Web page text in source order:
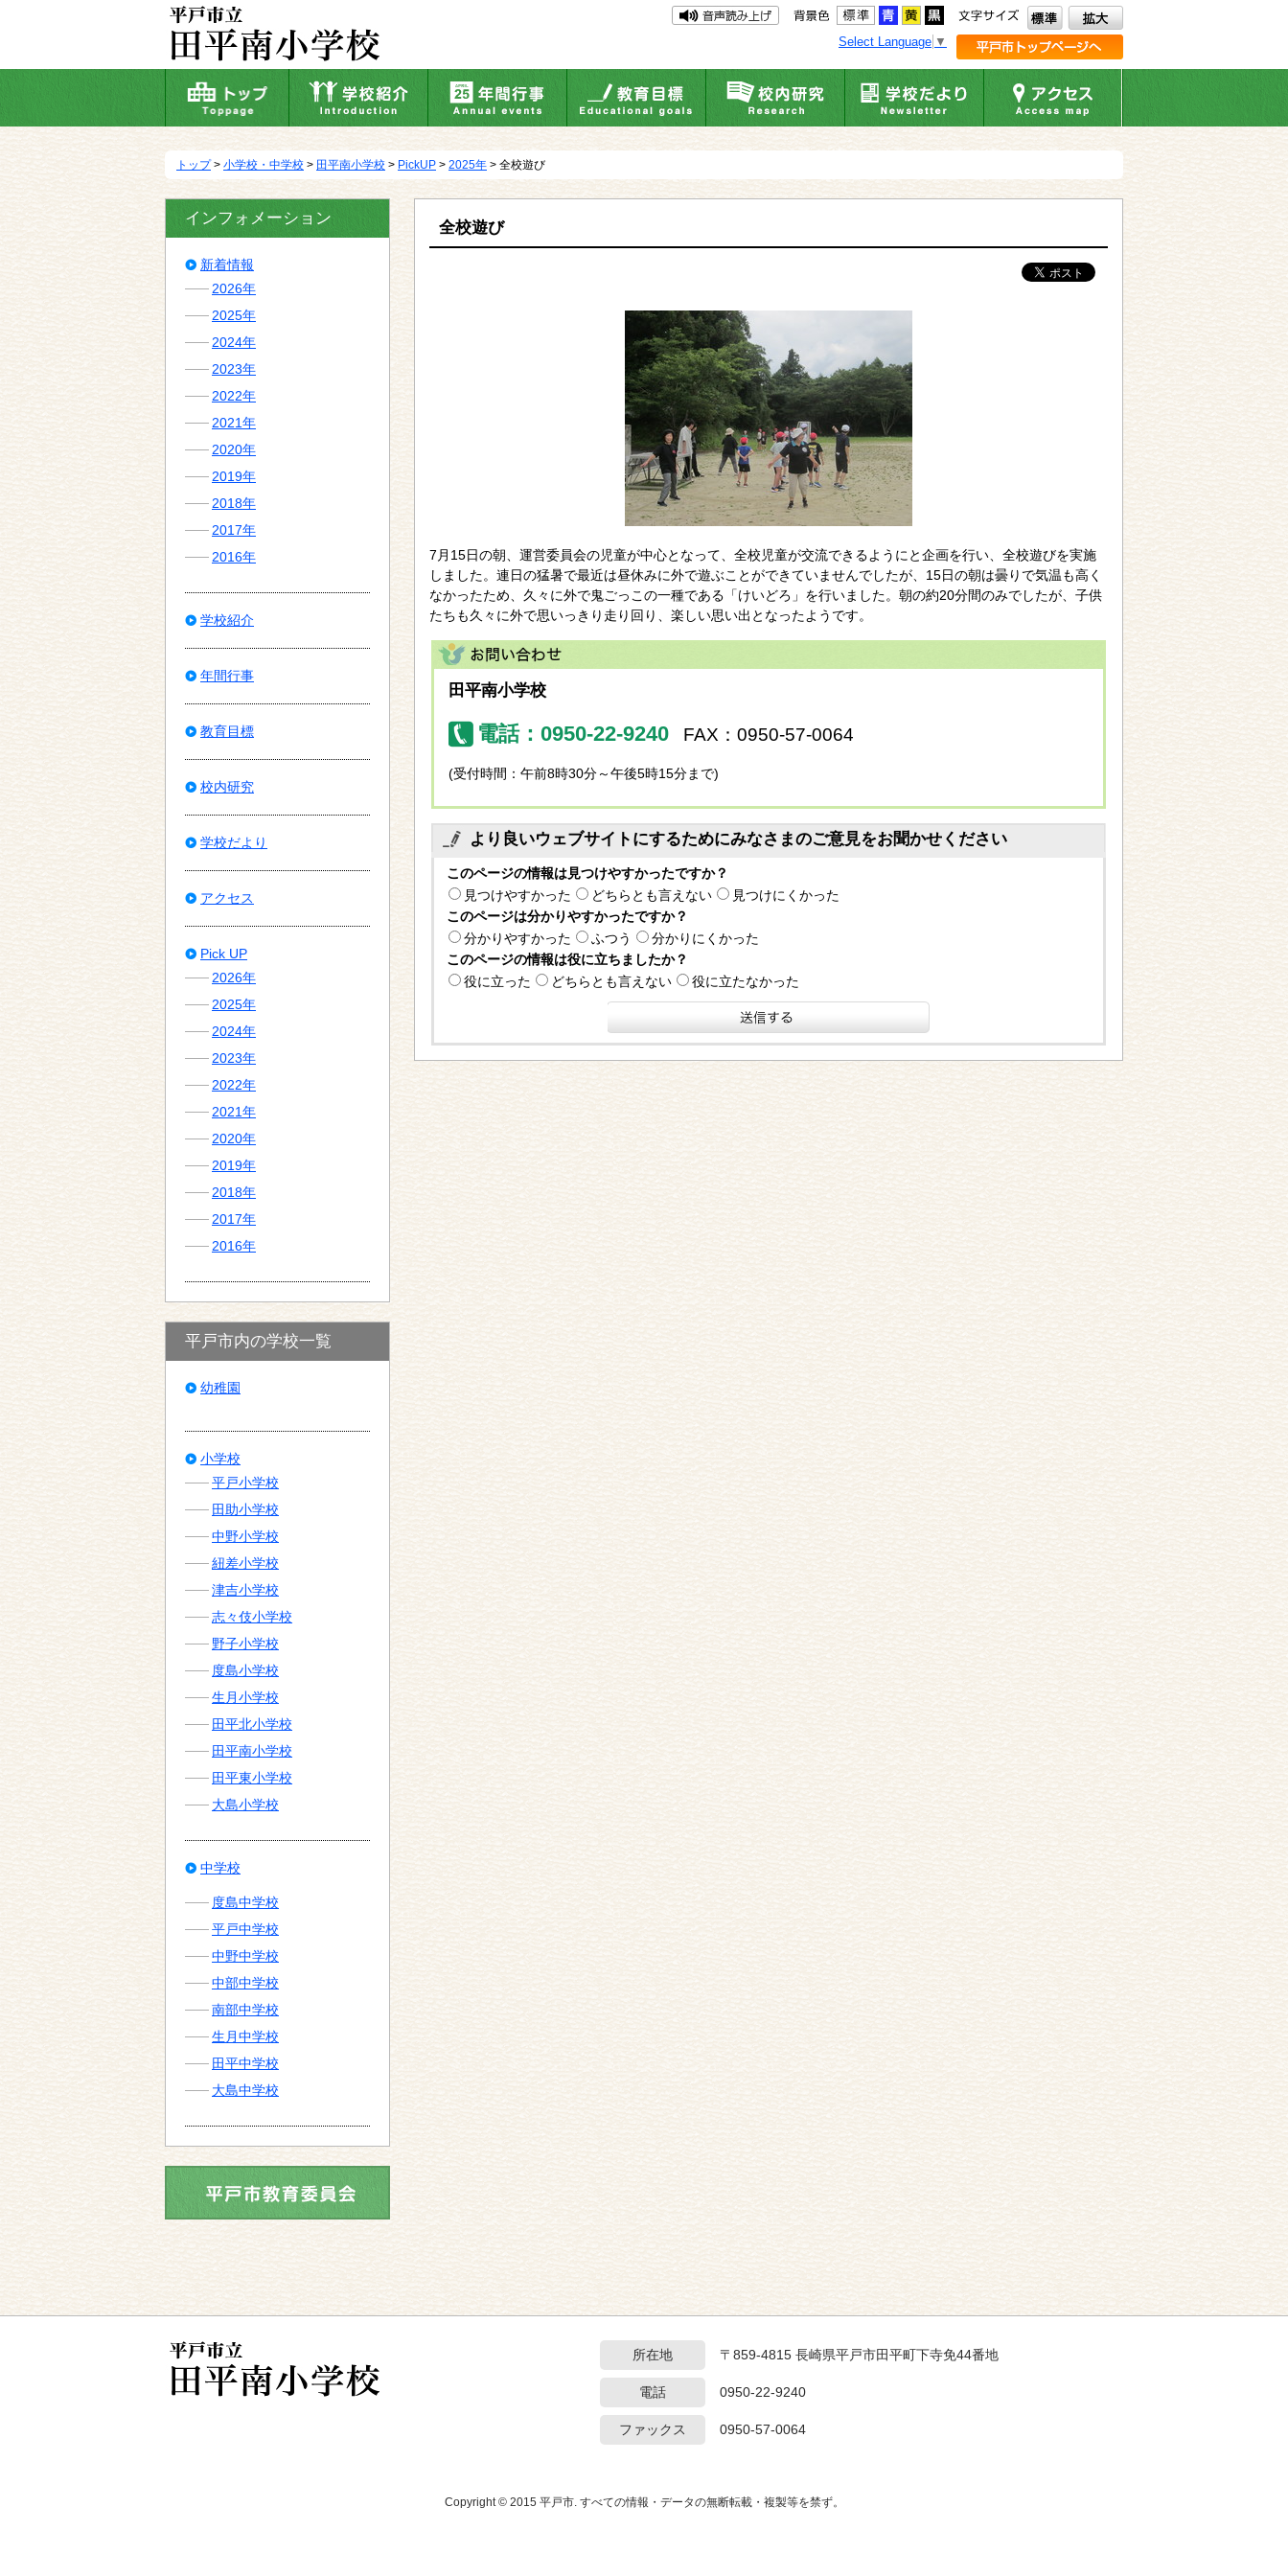
動
Select Language ▼
トップ> 小学校・中学校 > 田平南小学校 > PickUP > 2025年 > 全校遊び
全校遊び
7月15日の朝、運営委員会の児童が中心となって、全校児童が交流できるようにと企画を行い、全校遊びを実施
しました。連日の猛暑で最近は昼休みに外で遊ぶことができていませんでしたが、15日の朝は曇りで気温も高く
なかったため、久々に外で鬼ごっこの一種である「けいどろ」を行いました。朝の約20分間のみでしたが、子供
たちも久々に外で思いっきり走り回り、楽しい思い出となったようです。
田平南小学校
電話：0950-22-9240 FAX：0950-57-0064
(受付時間：午前8時30分～午後5時15分まで)
より良いウェブサイトにするためにみなさまのご意見をお聞かせください
このページの情報は見つけやすかったですか？
見つけやすかった
どちらとも言えない
見つけにくかった
このページは分かりやすかったですか？
分かりやすかった
ふつう
分かりにくかった
このページの情報は役に立ちましたか？
役に立った
どちらとも言えない 役に立たなかった
インフォメーション
新着情報
2026年
2025年
2024年
2023年
2022年
2021年
2020年
2019年
2018年
2017年
2016年
学校紹介
年間行事
教育目標
校内研究
学校だより
アクセス
Pick UP
2026年
2025年
2024年
2023年
2022年
2021年
2020年
2019年
2018年
2017年
2016年
平戸市内の学校一覧
幼稚園
小学校
平戸小学校
田助小学校
中野小学校
紐差小学校
津吉小学校
志々伎小学校
野子小学校
度島小学校
生月小学校
田平北小学校
田平南小学校
田平東小学校
大島小学校
中学校
度島中学校
平戸中学校
中野中学校
中部中学校
南部中学校
生月中学校
田平中学校
大島中学校
所在地 〒859-4815 長崎県平戸市田平町下寺免44番地
電話 0950-22-9240
ファックス 0950-57-0064
Copyright © 2015 平戸市. すべての情報・データの無断転載・複製等を禁ず。